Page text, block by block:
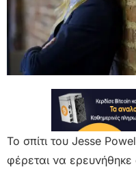
Το σπίτι του Jesse
φέρεται να